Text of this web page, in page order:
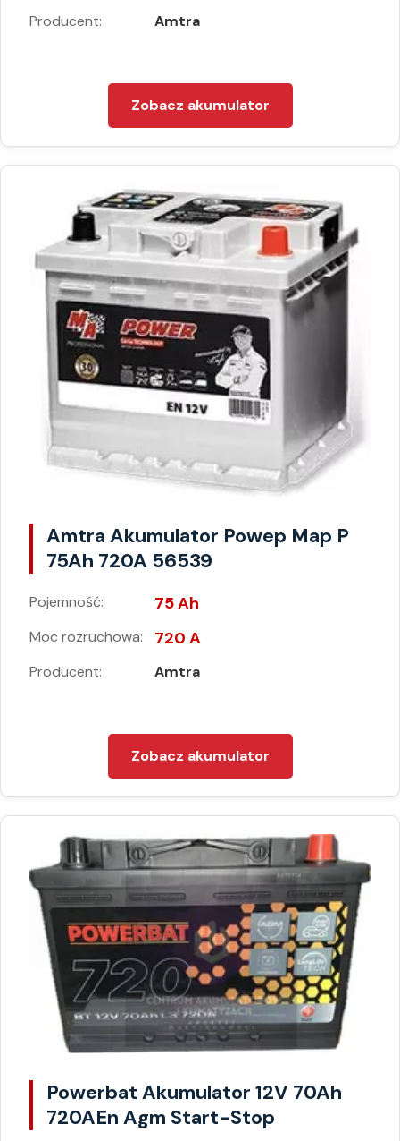
Producent: Amtra
Zobacz akumulator
Amtra Akumulator Powep Map P
75Ah 720A 56539
Pojemność: 75 Ah
Moc rozruchowa: 720 A
Producent: Amtra
Zobacz akumulator
Powerbat Akumulator 12V 70Ah
720AEn Agm Start-Stop